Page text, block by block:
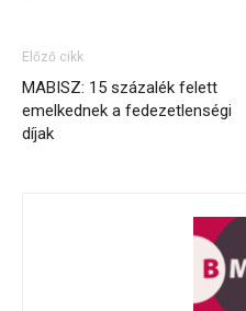
Előző cikk
MABISZ: 15 százalék felett
emelkednek a fedezetlenségi
díjak